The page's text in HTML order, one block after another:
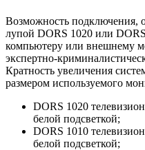
Возможность подключения,
лупой DORS 1020 или
компьютеру или внешнему
экспертно-
Кратность увеличения
размером используемого
DORS 1020
белой подсветкой;
DORS 1010
белой подсветкой;